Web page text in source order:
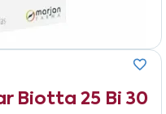
Biotta 25 Bi 30